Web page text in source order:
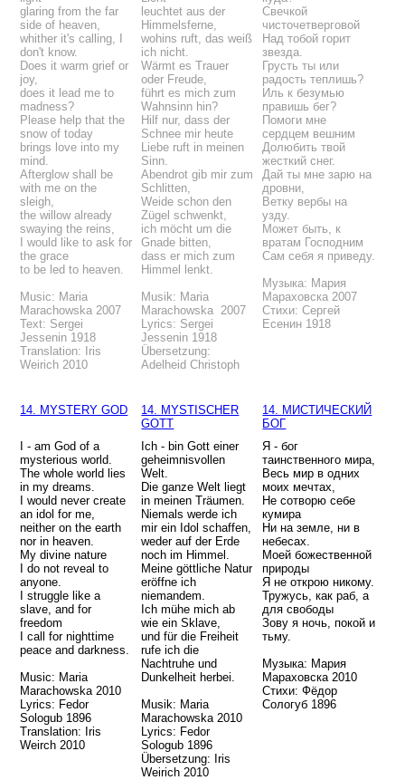
glaring from the far
side of heaven,
whither it's calling, I
don't know.
Does it warm grief or
joy,
does it lead me to
madness?
Please help that the
snow of today
brings love into my
mind.
Afterglow shall be
with me on the
sleigh,
the willow already
swaying the reins,
I would like to ask for
the grace
to be led to heaven.
Music: Maria
Marachowska 2007
Text: Sergei
Jessenin 1918
Translation: Iris
Weirich 2010
leuchtet aus der
Himmelsferne,
wohins ruft, das weiß
ich nicht.
Wärmt es Trauer
oder Freude,
führt es mich zum
Wahnsinn hin?
Hilf nur, dass der
Schnee mir heute
Liebe ruft in meinen
Sinn.
Abendrot gib mir zum
Schlitten,
Weide schon den
Zügel schwenkt,
ich möcht um die
Gnade bitten,
dass er mich zum
Himmel lenkt.
Musik: Maria
Marachowska 2007
Lyrics: Sergei
Jessenin 1918
Übersetzung:
Adelheid Christoph
Свечкой
чисточетверговой
Над тобой горит
звезда.
Грусть ты или
радость теплишь?
Иль к безумью
правишь бег?
Помоги мне
сердцем вешним
Долюбить твой
жесткий снег.
Дай ты мне зарю на
дровни,
Ветку вербы на
узду.
Может быть, к
вратам Господним
Сам себя я приведу.
Музыка: Мария
Мараховска 2007
Стихи: Сергей
Есенин 1918
14. MYSTERY GOD
14. MYSTISCHER
GOTT
14. МИСТИЧЕСКИЙ
БОГ
I - am God of a
mysterious world.
The whole world lies
in my dreams.
I would never create
an idol for me,
neither on the earth
nor in heaven.
My divine nature
I do not reveal to
anyone.
I struggle like a
slave, and for
freedom
I call for nighttime
peace and darkness.
Music: Maria
Marachowska 2010
Lyrics: Fedor
Sologub 1896
Translation: Iris
Weirch 2010
Ich - bin Gott einer
geheimnisvollen
Welt.
Die ganze Welt liegt
in meinen Träumen.
Niemals werde ich
mir ein Idol schaffen,
weder auf der Erde
noch im Himmel.
Meine göttliche Natur
eröffne ich
niemandem.
Ich mühe mich ab
wie ein Sklave,
und für die Freiheit
rufe ich die
Nachtruhe und
Dunkelheit herbei.
Musik: Maria
Marachowska 2010
Lyrics: Fedor
Sologub 1896
Übersetzung: Iris
Weirich 2010
Я - бог
таинственного мира,
Весь мир в одних
моих мечтах,
Не сотворю себе
кумира
Ни на земле, ни в
небесах.
Моей божественной
природы
Я не открою никому.
Тружусь, как раб, а
для свободы
Зову я ночь, покой и
тьму.
Музыка: Мария
Мараховска 2010
Стихи: Фёдор
Сологуб 1896